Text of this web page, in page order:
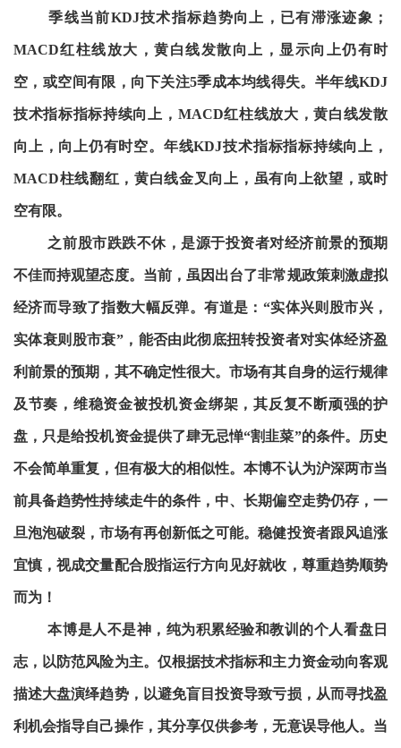
季线当前KDJ技术指标趋势向上，已有滞涨迹象；
MACD红柱线放大，黄白线发散向上，显示向上仍有时
空，或空间有限，向下关注5季成本均线得失。半年线KDJ
技术指标指标持续向上，MACD红柱线放大，黄白线发散
向上，向上仍有时空。年线KDJ技术指标指标持续向上，
MACD柱线翻红，黄白线金叉向上，虽有向上欲望，或时
空有限。
之前股市跌跌不休，是源于投资者对经济前景的预期
不佳而持观望态度。当前，虽因出台了非常规政策刺激虚拟
经济而导致了指数大幅反弹。有道是：“实体兴则股市兴，
实体衰则股市衰”，能否由此彻底扭转投资者对实体经济盈
利前景的预期，其不确定性很大。市场有其自身的运行规律
及节奏，维稳资金被投机资金绑架，其反复不断顽强的护
盘，只是给投机资金提供了肆无忌惮“割韭菜”的条件。历史
不会简单重复，但有极大的相似性。本博不认为沪深两市当
前具备趋势性持续走牛的条件，中、长期偏空走势仍存，一
旦泡泡破裂，市场有再创新低之可能。稳健投资者跟风追涨
宜慎，视成交量配合股指运行方向见好就收，尊重趋势顺势
而为！
本博是人不是神，纯为积累经验和教训的个人看盘日
志，以防范风险为主。仅根据技术指标和主力资金动向客观
描述大盘演绎趋势，以避免盲目投资导致亏损，从而寻找盈
利机会指导自己操作，其分享仅供参考，无意误导他人。当